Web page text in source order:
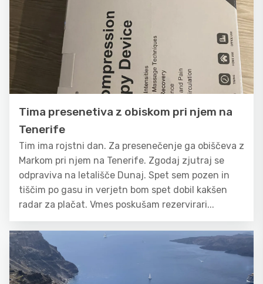
Tima presenetiva z obiskom pri njem na
Tenerife
Tim ima rojstni dan. Za presenečenje ga obiščeva z
Markom pri njem na Tenerife. Zgodaj zjutraj se
odpraviva na letališče Dunaj. Spet sem pozen in
tiščim po gasu in verjetn bom spet dobil kakšen
radar za plačat. Vmes poskušam rezervirari...